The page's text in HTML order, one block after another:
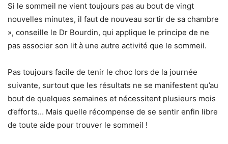
Si le sommeil ne vient toujours pas au bout de vingt
nouvelles minutes, il faut de nouveau sortir de sa chambre
», conseille le Dr Bourdin, qui applique le principe de ne
pas associer son lit à une autre activité que le sommeil.
Pas toujours facile de tenir le choc lors de la journée
suivante, surtout que les résultats ne se manifestent qu’au
bout de quelques semaines et nécessitent plusieurs mois
d’efforts… Mais quelle récompense de se sentir enfin libre
de toute aide pour trouver le sommeil !